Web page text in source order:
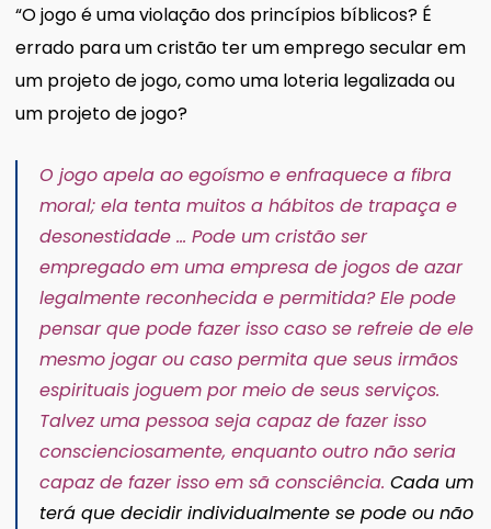
“O jogo é uma violação dos princípios bíblicos? É
errado para um cristão ter um emprego secular em
um projeto de jogo, como uma loteria legalizada ou
um projeto de jogo?
O jogo apela ao egoísmo e enfraquece a fibra
moral; ela tenta muitos a hábitos de trapaça e
desonestidade … Pode um cristão ser
empregado em uma empresa de jogos de azar
legalmente reconhecida e permitida?Ele pode
pensar que pode fazer isso caso se refreie de ele
mesmo jogar ou caso permita que seus irmãos
espirituais joguem por meio de seus serviços.
Talvez uma pessoa seja capaz de fazer isso
conscienciosamente, enquanto outro não seria
capaz de fazer isso em sã consciência. Cada um
terá que decidir individualmente se pode ou não